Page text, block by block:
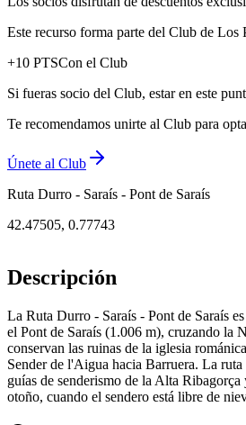
Este recurso forma parte del Club de Los
+10 PTSCon el Club
Si fueras socio del Club, estar en este
Te recomendamos unirte al Club para
Únete al Club
Ruta Durro - Saraís - Pont de Saraís
42.47505, 0.77743
Descripción
La Ruta Durro - Saraís - Pont de Saraís
el Pont de Saraís (1.006 m), cruzando la
conservan las ruinas de la iglesia
Sender de l'Aigua hacia Barruera. La
guías de senderismo de la Alta
otoño, cuando el sendero está libre de